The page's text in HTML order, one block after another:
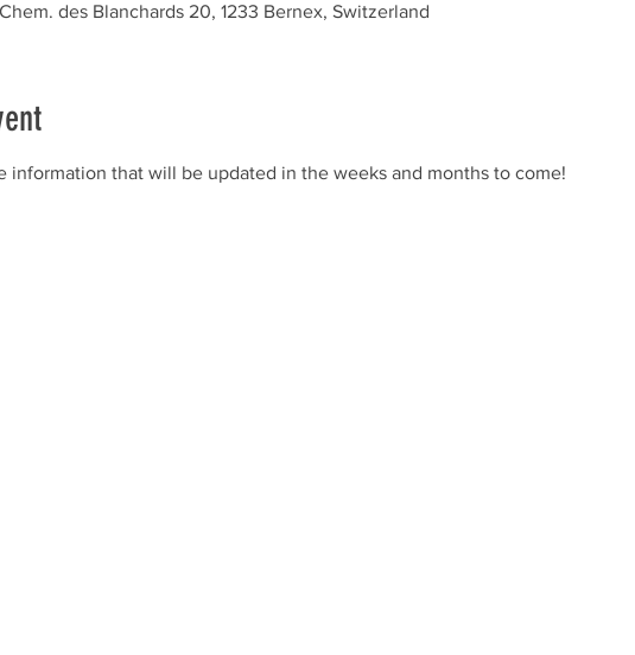
des Blanchards 20, 1233 Bernex, Switzerland
information that will be updated in the weeks and months to come!